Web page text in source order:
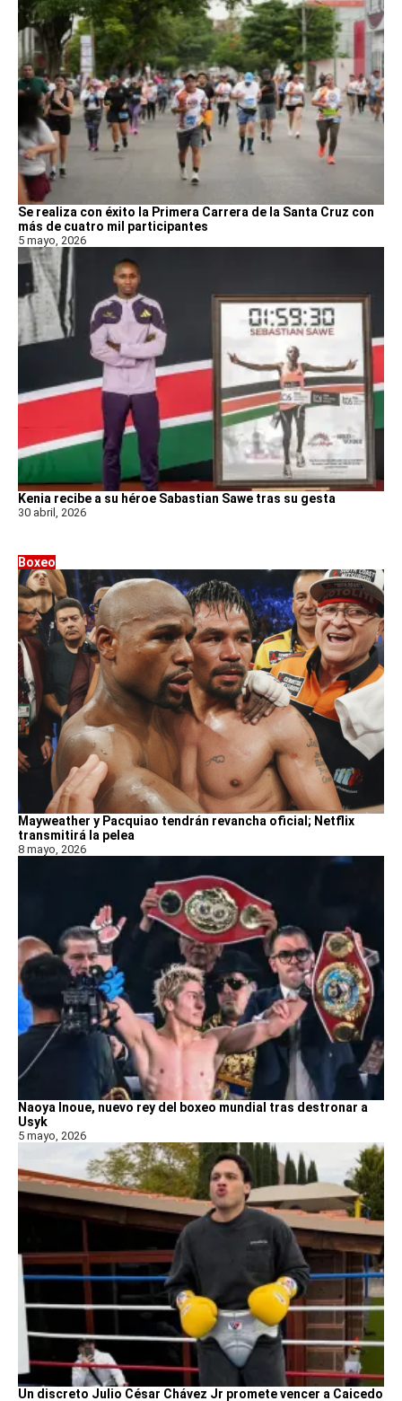
Se realiza con éxito la Primera Carrera de la Santa Cruz con
más de cuatro mil participantes
5 mayo, 2026
Kenia recibe a su héroe Sabastian Sawe tras su gesta
30 abril, 2026
Boxeo
Mayweather y Pacquiao tendrán revancha oficial; Netflix
transmitirá la pelea
8 mayo, 2026
Naoya Inoue, nuevo rey del boxeo mundial tras destronar a
Usyk
5 mayo, 2026
Un discreto Julio César Chávez Jr promete vencer a Caicedo